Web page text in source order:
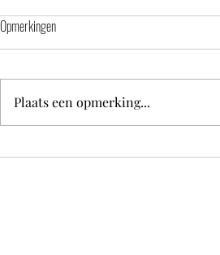
Opmerkingen
Plaats een opmerking...